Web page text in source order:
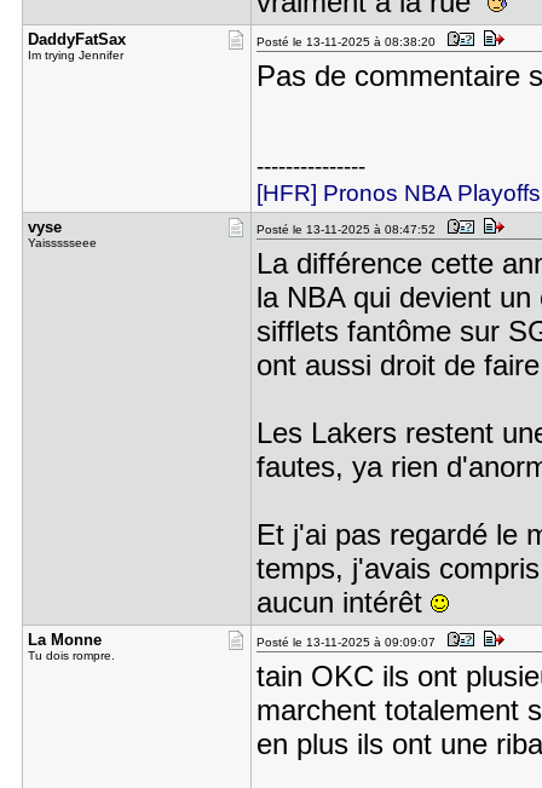
DaddyFatSa​x
Im trying Jennifer
Posté le 13-11-2025 à 08:38:20
Pas de commentaire
---------------
[HFR] Pronos NBA Playoffs
vyse
Yaissssseee
Posté le 13-11-2025 à 08:47:52
La différence cette
la NBA qui devient
sifflets fantôme sur
ont aussi droit de
Les Lakers restent
fautes, ya rien
Et j'ai pas regardé le
temps, j'avais
aucun intérêt
La Monne
Tu dois rompre.
Posté le 13-11-2025 à 09:09:07
tain OKC ils ont
marchent totalement
en plus ils ont une